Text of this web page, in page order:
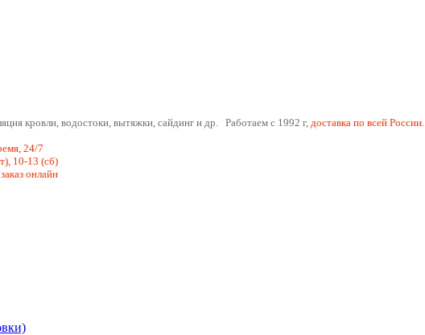
кровли, водостоки, вытяжки, сайдинг и др. Работаем с 1992 г, доставка по всей России.
24/7
10-13 (сб)
заказ онлайн